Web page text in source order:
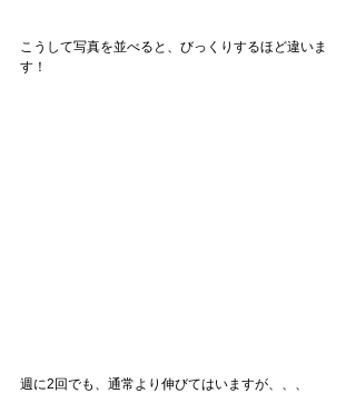
こうして写真を並べると、びっくりするほど違いま
す！
週に2回でも、通常より伸びてはいますが、、、